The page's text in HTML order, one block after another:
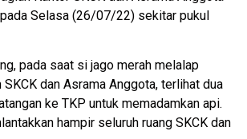
Selasa (26/07/22) sekitar pukul
pada saat si jago merah melalap
SKCK dan Asrama Anggota, terlihat dua
ke TKP untuk memadamkan api.
hampir seluruh ruang SKCK dan